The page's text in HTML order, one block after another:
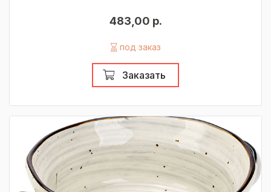
483,00 р.
под заказ
Заказать